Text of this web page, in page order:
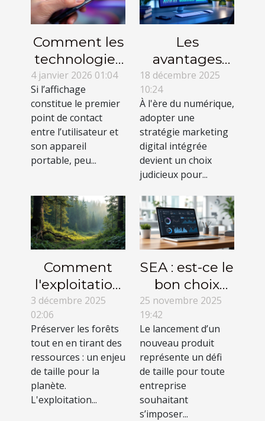
Comment les
technologies
d'affichage
influencent-
elles
l'ergonomie
des appareils
portables ?
4 janvier 2026 01:04
Si l’affichage
constitue le premier
point de contact
entre l’utilisateur et
son appareil
portable, peu...
Les
avantages
d'une
stratégie
marketing
digital
intégrée
18 décembre 2025
10:24
À l'ère du numérique,
adopter une
stratégie marketing
digital intégrée
devient un choix
judicieux pour...
Comment
l'exploitation
responsable
revitaliser les
forêts ?
3 décembre 2025
02:06
Préserver les forêts
tout en en tirant des
ressources : un enjeu
de taille pour la
planète.
L'exploitation...
SEA : est-ce le
bon choix
pour votre
lancement de
produit ?
25 novembre 2025
19:42
Le lancement d’un
nouveau produit
représente un défi
de taille pour toute
entreprise
souhaitant
s’imposer...